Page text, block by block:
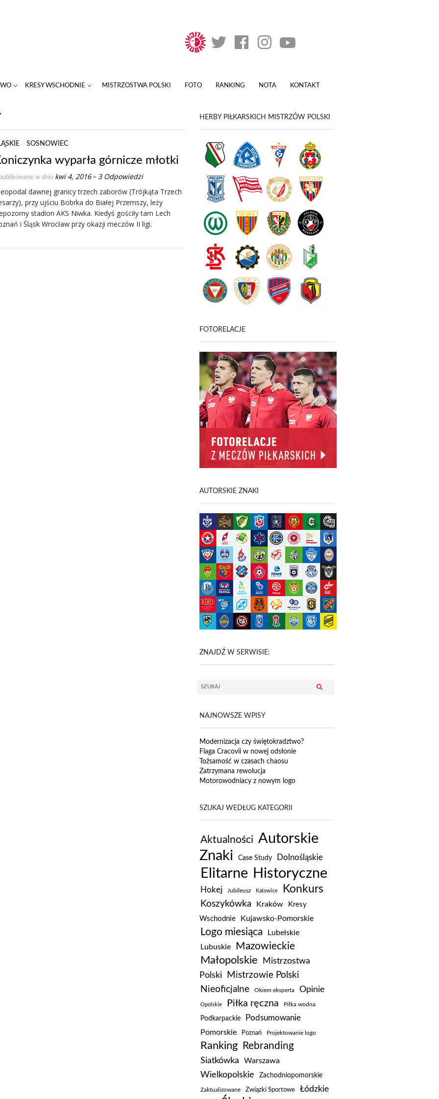
KRESY WSCHODNIE MISTRZOSTWA POLSKI FOTO RANKING NOTA KONTAKT
/ SOSNOWIEC
wyparła górnicze młotki
w dniu kwi 4, 2016 • 3 Odpowiedzi
dawnej granicy trzech zaborów (Trójkąta Trzech
przy ujściu Bobrka do Białej Przemszy, leży
stadion AKS Niwka. Kiedyś gościły tam Lech
i Śląsk Wrocław przy okazji meczów II ligi.
HERBY PIŁKARSKICH MISTRZÓW POLSKI
FOTORELACJE
AUTORSKIE ZNAKI
ZNAJDŹ W SERWISIE:
NAJNOWSZE WPISY
Modernizacja czy świętokradztwo?
Flaga Cracovii w nowej odsłonie
Tożsamość w czasach chaosu
Zatrzymana rewolucja
Motorowodniacy z nowym logo
SZUKAJ WEDŁUG KATEGORII
Aktualności Autorskie
Znaki
Case Study Dolnośląskie
Elitarne Historyczne
Hokej Jubileusz Katowice Konkurs
Koszykówka Kraków
Kresy
Wschodnie
Kujawsko-Pomorskie
Logo miesiąca
Lubelskie
Lubuskie
Mazowieckie
Małopolskie
Mistrzostwa
Polski
Mistrzowie Polski
Nieoficjalne Okiem eksperta Opinie
Opolskie Piłka ręczna Piłka wodna
Podkarpackie
Podsumowanie
Pomorskie
Poznań Projektowanie logo
Ranking Rebranding
Siatkówka Warszawa
Wielkopolskie Zachodniopomorskie
Zaktualizowane Związki Sportowe Łódzkie